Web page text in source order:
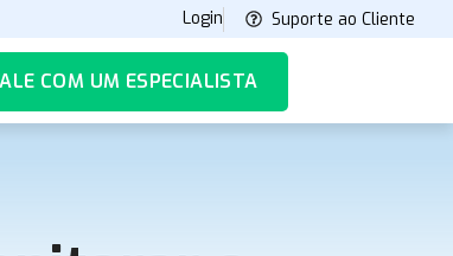
Login Suporte ao Cliente
COM UM ESPECIALISTA